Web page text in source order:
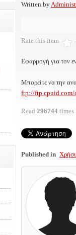
Written by
Rate this item
Εφαρμογή για τον
Μπορείτε να την
ftp://ftp.cpuid.com/
Read 296744 times
Published in